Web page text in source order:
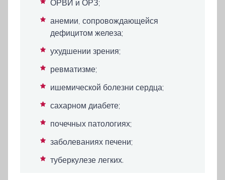
ОРВИ и ОРЗ;
анемии, сопровождающейся
дефицитом железа;
ухудшении зрения;
ревматизме;
ишемической болезни сердца;
сахарном диабете;
почечных патологиях;
заболеваниях печени;
туберкулезе легких.